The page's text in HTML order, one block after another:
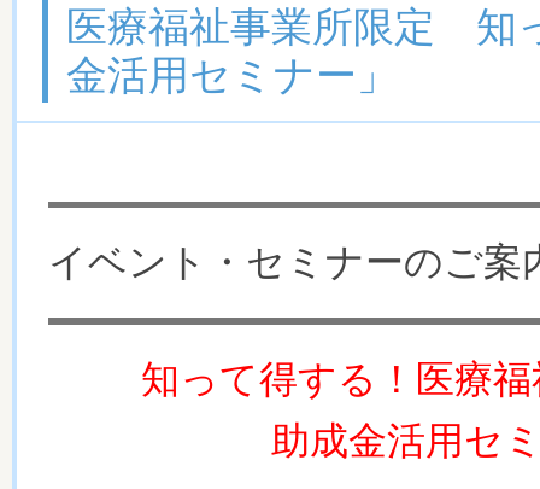
医療福祉事業所限定 知
金活用セミナー」
イベント・セミナーのご案
知って得する！医療
助成金活用セ